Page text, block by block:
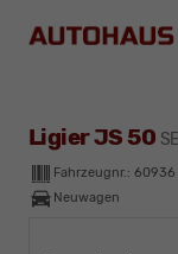
Ligier JS 50
Fahrzeugnr.: 60936
Neuwagen